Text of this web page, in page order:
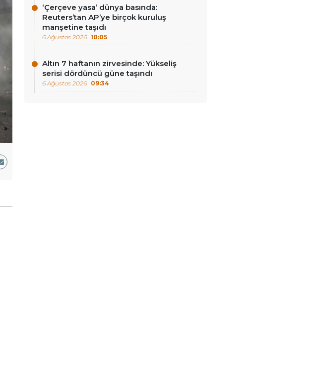
‘Çerçeve yasa’ dünya basında:
Reuters’tan AP’ye birçok kuruluş
manşetine taşıdı
6 Ağustos 2026 10:05
Altın 7 haftanın zirvesinde: Yükseliş
serisi dördüncü güne taşındı
6 Ağustos 2026 09:34